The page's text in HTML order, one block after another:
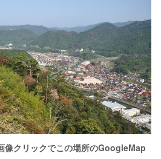
像クリックでこの場所のGoogleMap